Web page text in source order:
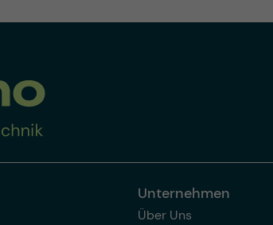
Unternehmen
Über Uns